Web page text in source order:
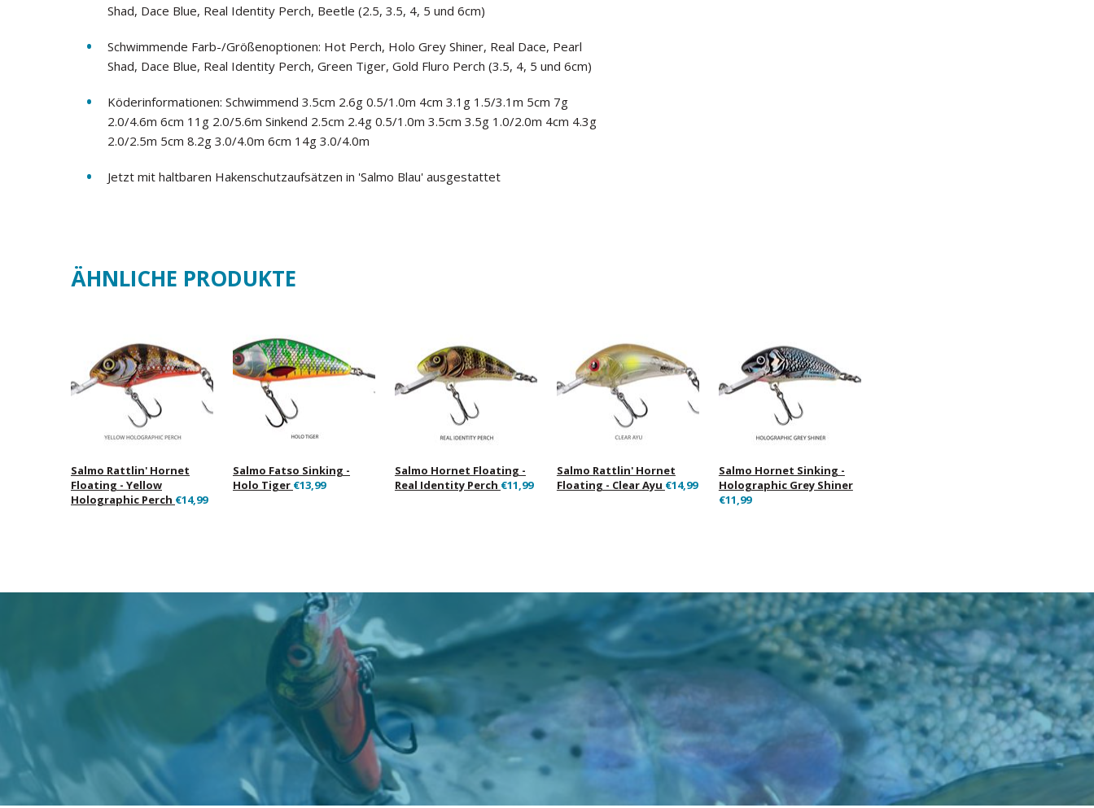
Shad, Dace Blue, Real Identity Perch, Beetle (2.5, 3.5, 4, 5 und 6cm)
Schwimmende Farb-/Größenoptionen: Hot Perch, Holo Grey Shiner, Real Dace, Pearl
Shad, Dace Blue, Real Identity Perch, Green Tiger, Gold Fluro Perch (3.5, 4, 5 und 6cm)
Köderinformationen: Schwimmend 3.5cm 2.6g 0.5/1.0m 4cm 3.1g 1.5/3.1m 5cm 7g
2.0/4.6m 6cm 11g 2.0/5.6m Sinkend 2.5cm 2.4g 0.5/1.0m 3.5cm 3.5g 1.0/2.0m 4cm 4.3g
2.0/2.5m 5cm 8.2g 3.0/4.0m 6cm 14g 3.0/4.0m
Jetzt mit haltbaren Hakenschutzaufsätzen in 'Salmo Blau' ausgestattet
ÄHNLICHE PRODUKTE
Salmo Rattlin' Hornet
Floating - Yellow
Holographic Perch €14,99
Salmo Fatso Sinking -
Holo Tiger €13,99
Salmo Hornet Floating -
Real Identity Perch €11,99
Salmo Rattlin' Hornet
Floating - Clear Ayu €14,99
Salmo Hornet Sinking -
Holographic Grey Shiner
€11,99